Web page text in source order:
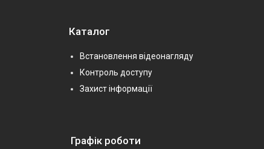
Каталог
Встановлення відеонагляду
Контроль доступу
Захист інформації
Графік роботи